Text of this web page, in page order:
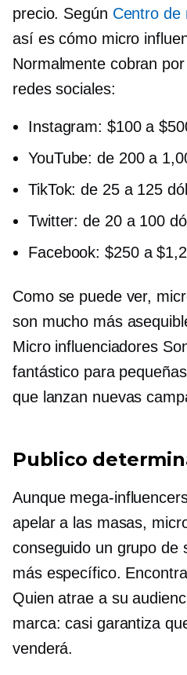
precio. Según Centro de
así es cómo micro
Normalmente cobran
redes sociales:
Instagram: $100 a
YouTube: de 200 a
TikTok: de 25 a 125
Twitter: de 20 a 100
Facebook: $250 a
Como se puede ver,
son mucho más
Micro influenciadores
fantástico para
que lanzan nuevas
Publico
Aunque mega-
apelar a las masas,
conseguido un grupo de
más específico.
Quien atrae a su
marca: casi garantiza
venderá.